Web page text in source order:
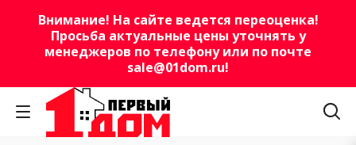
Внимание! На сайте ведется переоценка!
Просьба актуальные цены уточнять у
менеджеров по телефону или по почте
sale@01dom.ru!